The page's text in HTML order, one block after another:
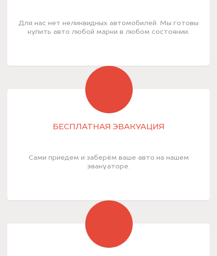
Для нас нет неликвидных автомобилей. Мы готовы
купить авто любой марки в любом состоянии.
БЕСПЛАТНАЯ ЭВАКУАЦИЯ
Сами приедем и заберём ваше авто на нашем
эвакуаторе.